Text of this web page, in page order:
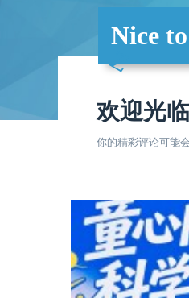
Nice
欢迎光
你的精彩评论可能